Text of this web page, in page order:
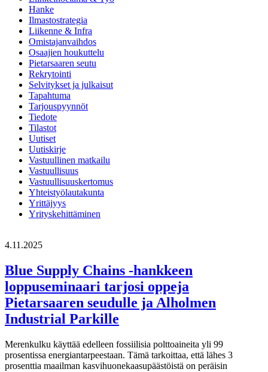
Hanke
Ilmastostrategia
Liikenne & Infra
Omistajanvaihdos
Osaajien houkuttelu
Pietarsaaren seutu
Rekrytointi
Selvitykset ja julkaisut
Tapahtuma
Tarjouspyynnöt
Tiedote
Tilastot
Uutiset
Uutiskirje
Vastuullinen matkailu
Vastuullisuus
Vastuullisuuskertomus
Yhteistyölautakunta
Yrittäjyys
Yrityskehittäminen
4.11.2025
Blue Supply Chains -hankkeen
loppuseminaari tarjosi oppeja
Pietarsaaren seudulle ja Alholmen
Industrial Parkille
Merenkulku käyttää edelleen fossiilisia polttoaineita yli 99
prosentissa energiantarpeestaan. Tämä tarkoittaa, että lähes 3
prosenttia maailman kasvihuonekaasupäästöistä on peräisin